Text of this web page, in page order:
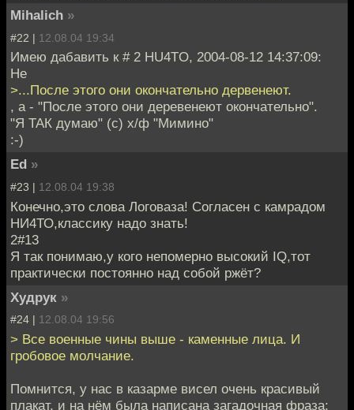
Mihalich »
#22 | 12.08.04 19:34
Имею дабавить к # 2 HU4TO, 2004-08-12 14:37:09:
Не
>...После этого они окончательно дервенеют.
, а - "После этого они деревенеют окончательно".
"Я ТАК думаю" (с) х/ф "Мимино"
:-)
Ed »
#23 | 12.08.04 19:38
Конечно,это слова Логоваза! Согласен с камрадом
НИ4ТО,классику надо знать!
2#13
Я так понимаю,у кого непомерно высокий IQ,тот
практически постоянно над собой ржёт?
Худрук »
#24 | 12.08.04 19:56
> Все военные чины выше - каменные лица. И
гробовое молчание.
Помнится, у нас в казарме висел очень красивый
плакат, и на нём была написана загадочная фраза: